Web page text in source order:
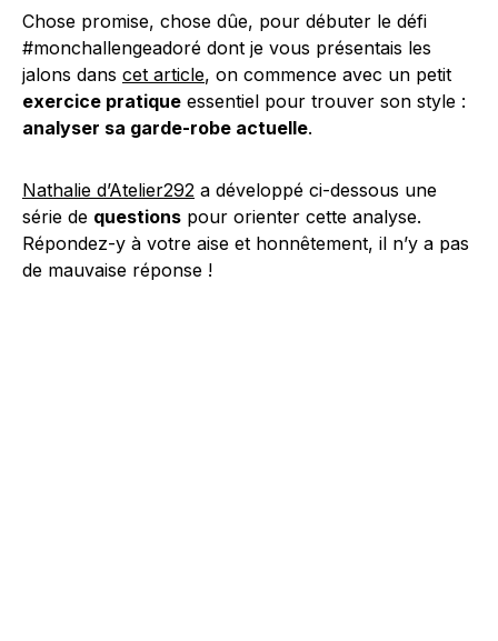
Chose promise, chose dûe, pour débuter le défi
#monchallengeadoré dont je vous présentais les
jalons dans cet article, on commence avec un petit
exercice pratique essentiel pour trouver son style :
analyser sa garde-robe actuelle.
Nathalie d’Atelier292 a développé ci-dessous une
série de questions pour orienter cette analyse.
Répondez-y à votre aise et honnêtement, il n’y a pas
de mauvaise réponse !